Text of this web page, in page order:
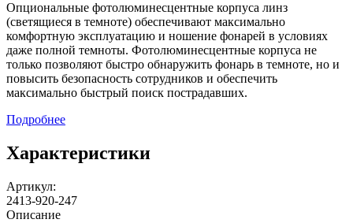
Опциональные фотолюминесцентные корпуса линз
(светящиеся в темноте) обеспечивают максимально
комфортную эксплуатацию и ношение фонарей в условиях
даже полной темноты. Фотолюминесцентные корпуса не
только позволяют быстро обнаружить фонарь в темноте, но и
повысить безопасность сотрудников и обеспечить
максимально быстрый поиск пострадавших.
Подробнее
Характеристики
Артикул:
2413-920-247
Описание